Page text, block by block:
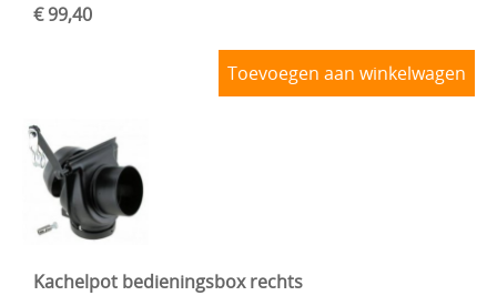
€ 99,40
Toevoegen aan winkelwagen
Kachelpot bedieningsbox rechts